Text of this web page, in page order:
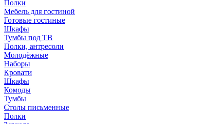
Полки
Мебель для гостиной
Готовые гостиные
Шкафы
Тумбы под ТВ
Полки, антресоли
Молодёжные
Наборы
Кровати
Шкафы
Комоды
Тумбы
Столы письменные
Полки